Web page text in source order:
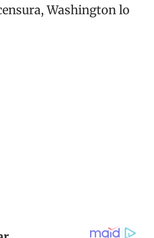
Washington lo